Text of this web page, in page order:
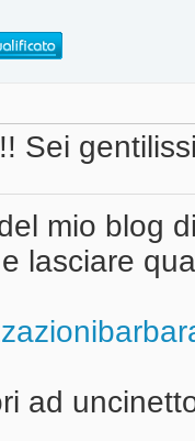
Sei
mio blog
lasciare
ad